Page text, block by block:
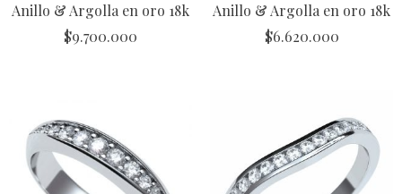
Anillo & Argolla en oro 18k
$9.700.000
Anillo & Argolla en oro 18k
$6.620.000